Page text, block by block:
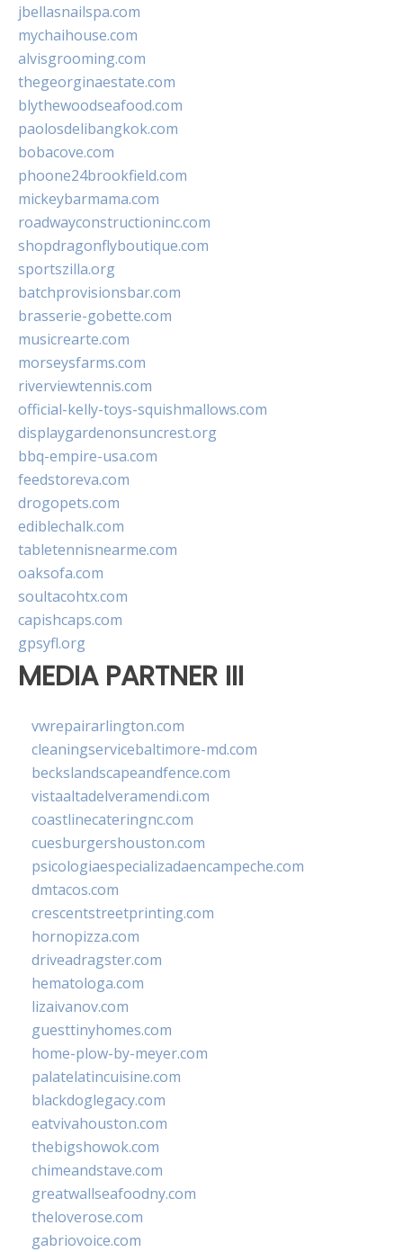
jbellasnailspa.com
mychaihouse.com
alvisgrooming.com
thegeorginaestate.com
blythewoodseafood.com
paolosdelibangkok.com
bobacove.com
phoone24brookfield.com
mickeybarmama.com
roadwayconstructioninc.com
shopdragonflyboutique.com
sportszilla.org
batchprovisionsbar.com
brasserie-gobette.com
musicrearte.com
morseysfarms.com
riverviewtennis.com
official-kelly-toys-squishmallows.com
displaygardenonsuncrest.org
bbq-empire-usa.com
feedstoreva.com
drogopets.com
ediblechalk.com
tabletennisnearme.com
oaksofa.com
soultacohtx.com
capishcaps.com
gpsyfl.org
MEDIA PARTNER III
vwrepairarlington.com
cleaningservicebaltimore-md.com
beckslandscapeandfence.com
vistaaltadelveramendi.com
coastlinecateringnc.com
cuesburgershouston.com
psicologiaespecializadaencampeche.com
dmtacos.com
crescentstreetprinting.com
hornopizza.com
driveadragster.com
hematologa.com
lizaivanov.com
guesttinyhomes.com
home-plow-by-meyer.com
palatelatincuisine.com
blackdoglegacy.com
eatvivahouston.com
thebigshowok.com
chimeandstave.com
greatwallseafoodny.com
theloverose.com
gabriovoice.com